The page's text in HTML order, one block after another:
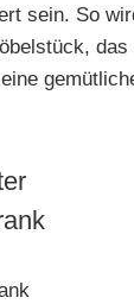
sein. So
das